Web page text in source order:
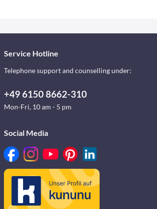
Service Hotline
Telephone support and counselling under:
+49 6150 8662-310
Mon-Fri, 10 am - 5 pm
Social Media